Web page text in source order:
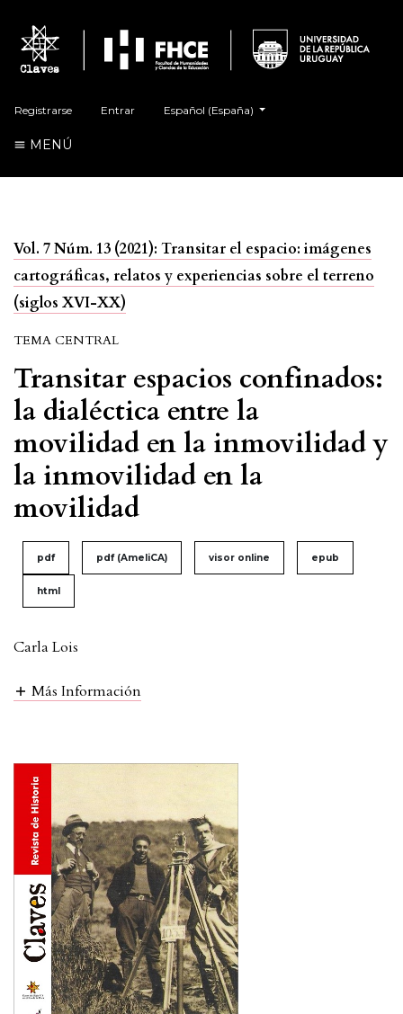
Registrarse Entrar Español (España)
MENÚ
Vol. 7 Núm. 13 (2021): Transitar el espacio: imágenes
cartográficas, relatos y experiencias sobre el terreno
(siglos XVI-XX)
TEMA CENTRAL
Transitar espacios confinados:
la dialéctica entre la
movilidad en la inmovilidad y
la inmovilidad en la
movilidad
pdf pdf (AmeliCA) visor online epub
html
Carla Lois
Más Información